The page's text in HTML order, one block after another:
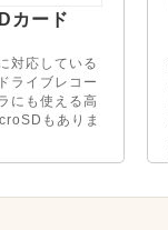
カード
対応している
ライブレコー
にも使える高
もありま